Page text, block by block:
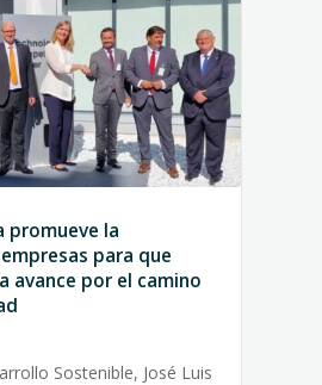
promueve la
para que
avance por el camino
Sostenible, José Luis